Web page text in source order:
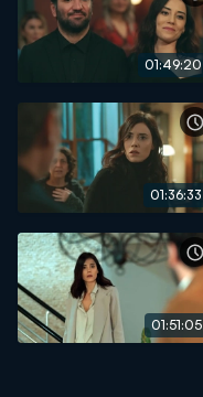
01:49:20
01:36:33
01:51:05